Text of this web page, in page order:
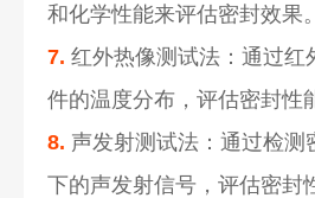
和化学性能来评估密封效果。
7. 红外热像测试法：通过红
件的温度分布，评估密封性
8. 声发射测试法：通过检测
下的声发射信号，评估密封